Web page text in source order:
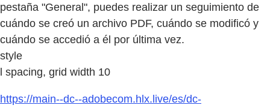
pestaña "General", puedes realizar un seguimiento de
cuándo se creó un archivo PDF, cuándo se modificó y
cuándo se accedió a él por última vez.
style
l spacing, grid width 10
https://main--dc--adobecom.hlx.live/es/dc-